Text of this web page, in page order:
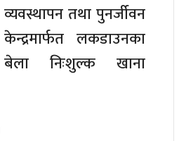
व्यवस्थापन तथा पुनर्जीवन
केन्द्रमार्फत लकडाउनका
बेला निःशुल्क खाना